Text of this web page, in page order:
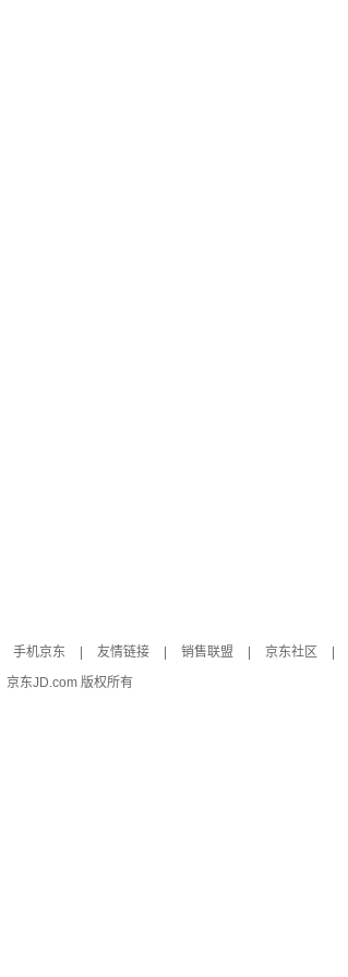
手机京东 友情链接 销售联盟 京东社区
京东JD.com 版权所有